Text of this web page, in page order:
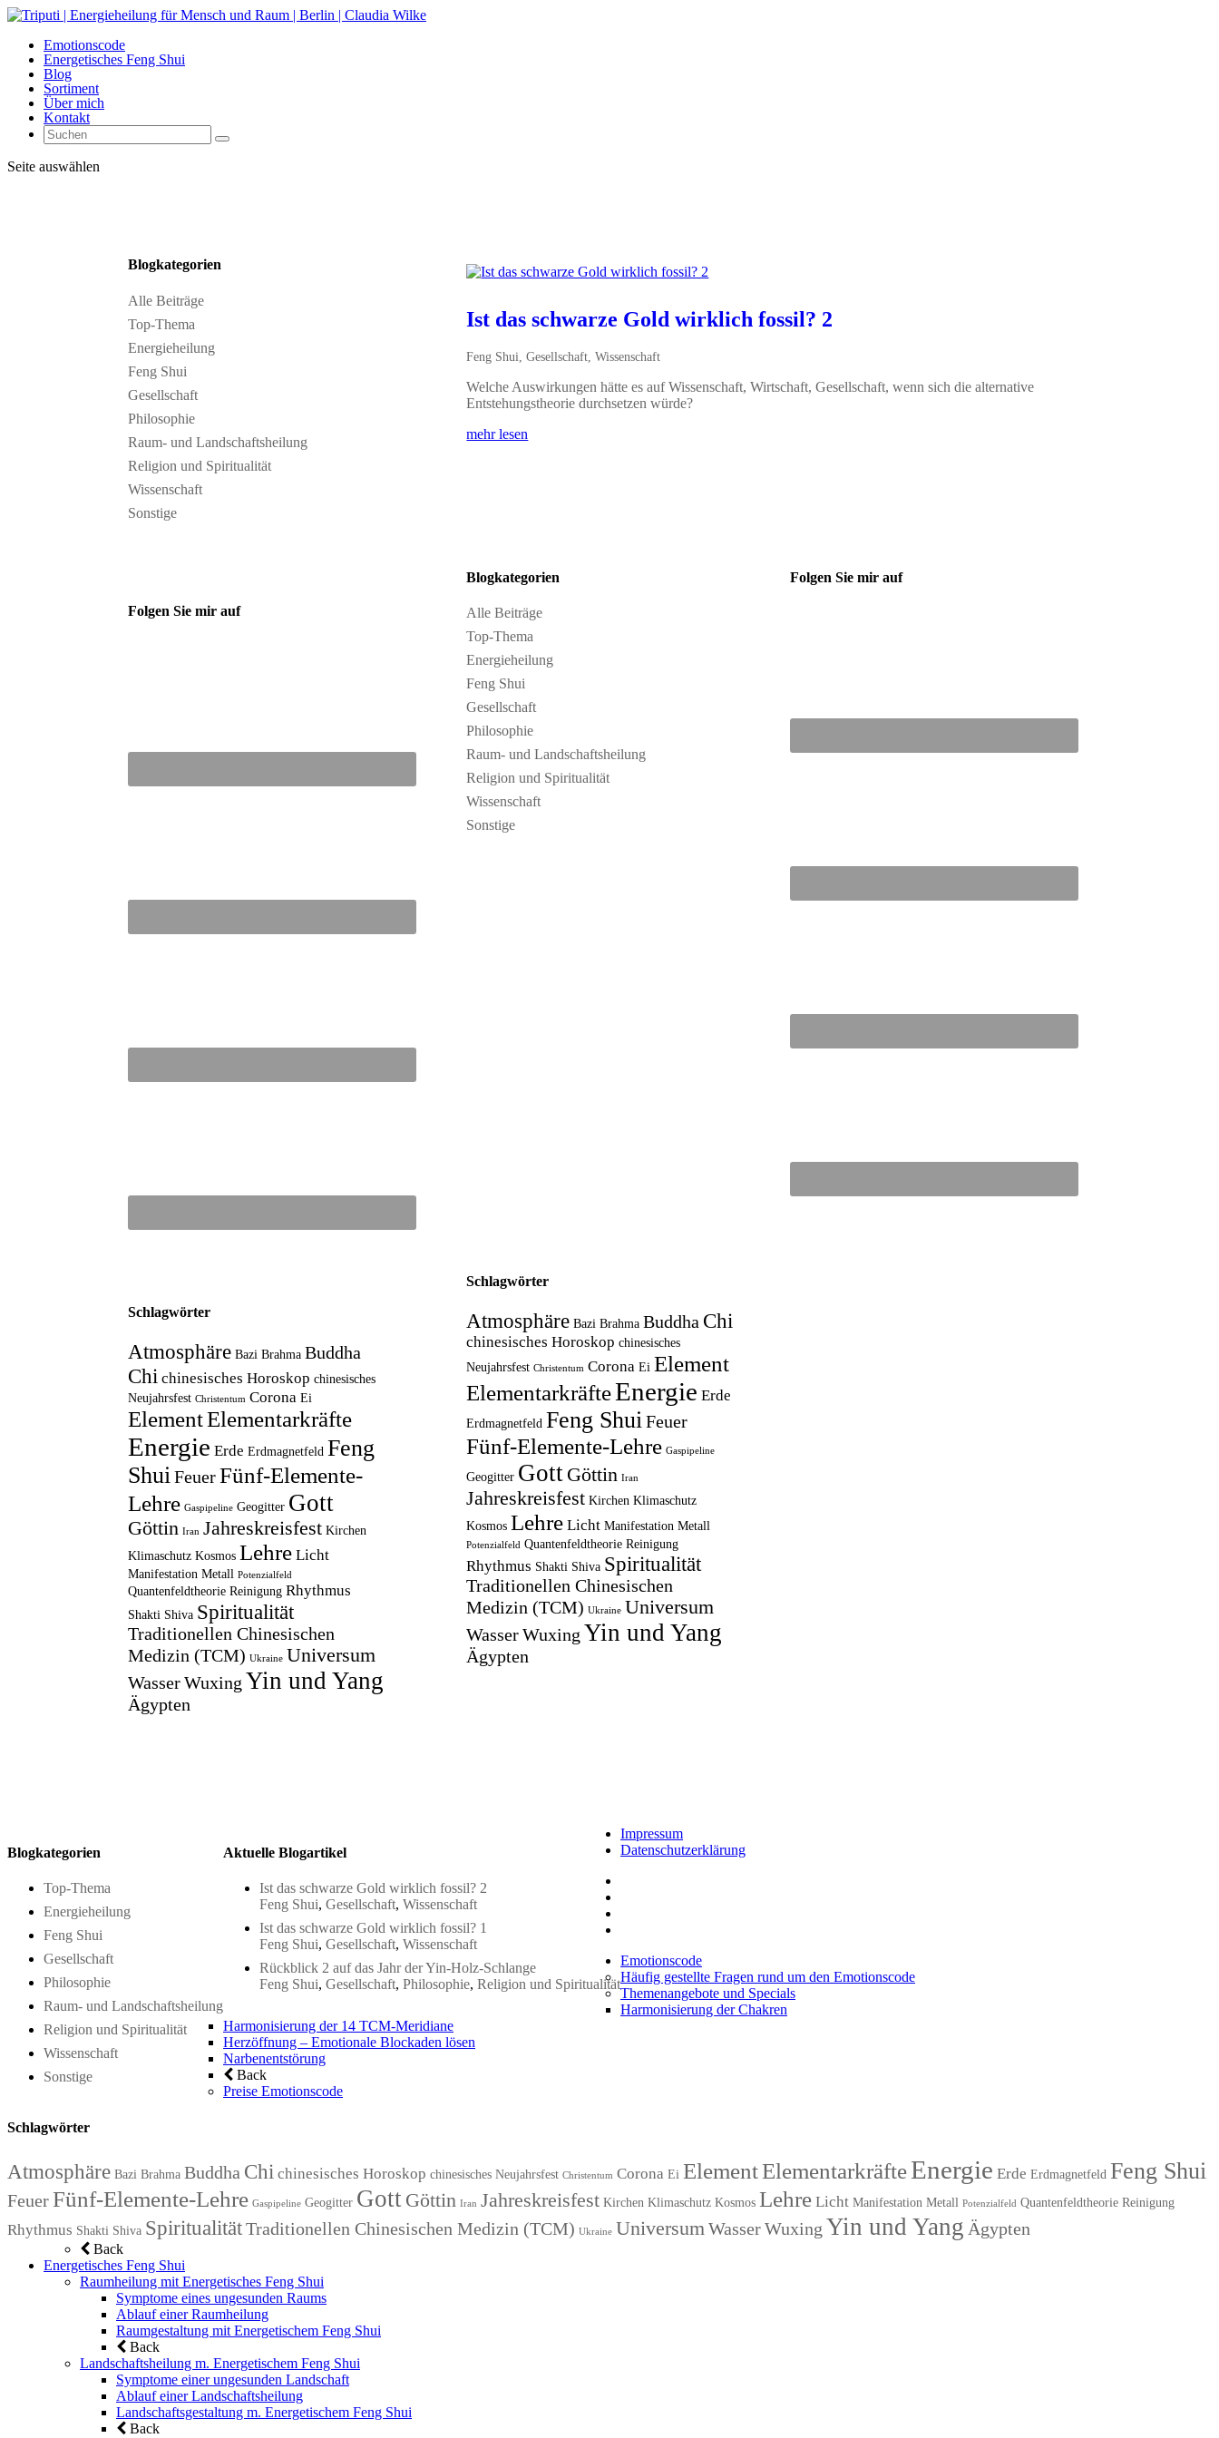
Emotionscode
Energetisches Feng Shui
Blog
Sortiment
Über mich
Kontakt
Seite auswählen
Blogkategorien
Alle Beiträge
Top-Thema
Energieheilung
Feng Shui
Gesellschaft
Philosophie
Raum- und Landschaftsheilung
Religion und Spiritualität
Wissenschaft
Sonstige
Folgen Sie mir auf
Schlagwörter
Atmosphäre Bazi Brahma Buddha
Chi chinesisches Horoskop chinesisches
Neujahrsfest Christentum Corona Ei
ElementElementarkräfte
Energie Erde Erdmagnetfeld Feng
Shui Feuer Fünf-Elemente-
Lehre Gaspipeline Geogitter Gott
Göttin Iran Jahreskreisfest Kirchen
Klimaschutz Kosmos Lehre Licht
Manifestation Metall Potenzialfeld
Quantenfeldtheorie Reinigung Rhythmus
Shakti Shiva Spiritualität
Traditionellen Chinesischen
Medizin (TCM) Ukraine Universum
Wasser Wuxing Yin und Yang
Ägypten
Ist das schwarze Gold wirklich fossil? 2
Feng Shui,Gesellschaft,Wissenschaft
Welche Auswirkungen hätte es auf Wissenschaft, Wirtschaft, Gesellschaft, wenn sich die alternative
Entstehungstheorie durchsetzen würde?
mehr lesen
Blogkategorien
Alle Beiträge
Top-Thema
Energieheilung
Feng Shui
Gesellschaft
Philosophie
Raum- und Landschaftsheilung
Religion und Spiritualität
Wissenschaft
Sonstige
Folgen Sie mir auf
Schlagwörter
Atmosphäre Bazi Brahma Buddha Chi
chinesisches Horoskop chinesisches
Neujahrsfest Christentum Corona Ei Element
ElementarkräfteEnergie Erde
Erdmagnetfeld Feng Shui Feuer
Fünf-Elemente-Lehre Gaspipeline
Geogitter Gott Göttin Iran
Jahreskreisfest Kirchen Klimaschutz
Kosmos Lehre Licht Manifestation Metall
Potenzialfeld Quantenfeldtheorie Reinigung
Rhythmus Shakti Shiva Spiritualität
Traditionellen Chinesischen
Medizin (TCM) Ukraine Universum
Wasser Wuxing Yin und Yang
Ägypten
Blogkategorien
Top-Thema
Energieheilung
Feng Shui
Gesellschaft
Philosophie
Raum- und Landschaftsheilung
Religion und Spiritualität
Wissenschaft
Sonstige
Aktuelle Blogartikel
Ist das schwarze Gold wirklich fossil? 2
Feng Shui, Gesellschaft, Wissenschaft
Ist das schwarze Gold wirklich fossil? 1
Feng Shui, Gesellschaft, Wissenschaft
Rückblick 2 auf das Jahr der Yin-Holz-Schlange
Feng Shui, Gesellschaft, Philosophie, Religion und Spiritualität
Schlagwörter
Atmosphäre Bazi Brahma Buddha Chi chinesisches Horoskop chinesisches Neujahrsfest Christentum Corona Ei ElementElementarkräfteEnergie Erde Erdmagnetfeld Feng Shui
FeuerFünf-Elemente-Lehre Gaspipeline Geogitter Gott Göttin Iran Jahreskreisfest Kirchen Klimaschutz Kosmos Lehre Licht Manifestation Metall Potenzialfeld Quantenfeldtheorie Reinigung
Rhythmus Shakti Shiva SpiritualitätTraditionellen Chinesischen Medizin (TCM) Ukraine UniversumWasserWuxing Yin und Yang Ägypten
Impressum
Datenschutzerklärung
Emotionscode
Häufig gestellte Fragen rund um den Emotionscode
Themenangebote und Specials
Harmonisierung der Chakren
Harmonisierung der 14 TCM-Meridiane
Herzöffnung – Emotionale Blockaden lösen
Narbenentstörung
Back
Preise Emotionscode
Back
Energetisches Feng Shui
Raumheilung mit Energetisches Feng Shui
Symptome eines ungesunden Raums
Ablauf einer Raumheilung
Raumgestaltung mit Energetischem Feng Shui
Back
Landschaftsheilung m. Energetischem Feng Shui
Symptome einer ungesunden Landschaft
Ablauf einer Landschaftsheilung
Landschaftsgestaltung m. Energetischem Feng Shui
Back